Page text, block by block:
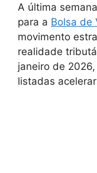
A última
para a Bolsa de
movimento
realidade
janeiro de
listadas